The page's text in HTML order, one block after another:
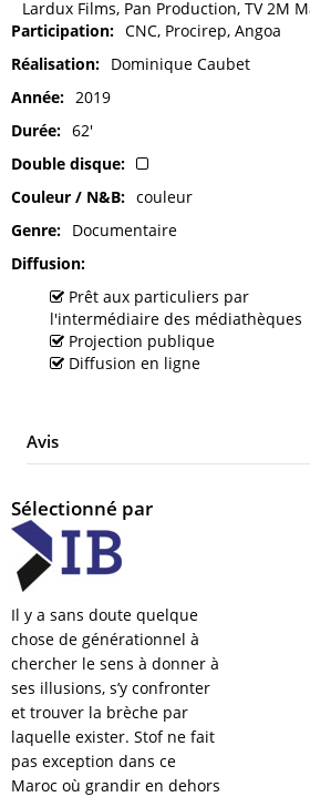
Lardux Films, Pan Production, TV 2M
Participation
CNC, Procirep, Angoa
Réalisation
Dominique Caubet
Année
2019
Durée
62'
Double disque
Couleur / N&B
couleur
Genre
Documentaire
Diffusion
Prêt aux particuliers par
l'intermédiaire des médiathèques
Projection publique
Diffusion en ligne
Avis
Sélectionné par
Il y a sans doute quelque
chose de générationnel à
chercher le sens à donner à
ses illusions, s’y confronter
et trouver la brèche par
laquelle exister. Stof ne fait
pas exception dans ce
Maroc où grandir en dehors